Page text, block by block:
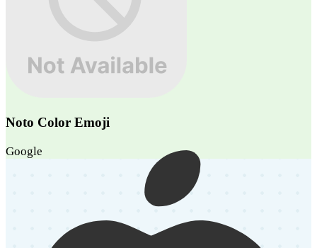
Noto Color Emoji
Google